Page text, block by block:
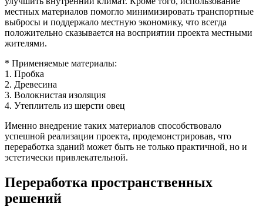
местных материалов помогло минимизировать транспортные
выбросы и поддержало местную экономику, что всегда
положительно сказывается на восприятии проекта местными
жителями.
* Применяемые материалы:
1. Пробка
2. Древесина
3. Волокнистая изоляция
4. Утеплитель из шерсти овец
Именно внедрение таких материалов способствовало
успешной реализации проекта, продемонстрировав, что
переработка зданий может быть не только практичной, но и
эстетически привлекательной.
Переработка пространственных
решений